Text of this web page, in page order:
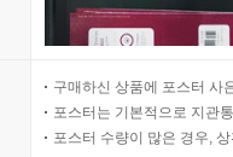
구매하신 상품에 포스터 사
포스터는 기본적으로 지관
포스터 수량이 많은 경우,